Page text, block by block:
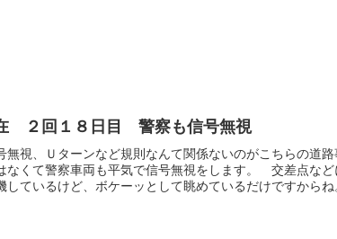
２回１８日目 警察も信号無視
無視、Ｕターンなど規則なんて関係ないのがこちらの道
なくて警察車両も平気で信号無視をします。 交差点な
しているけど、ボケーッとして眺めているだけですから